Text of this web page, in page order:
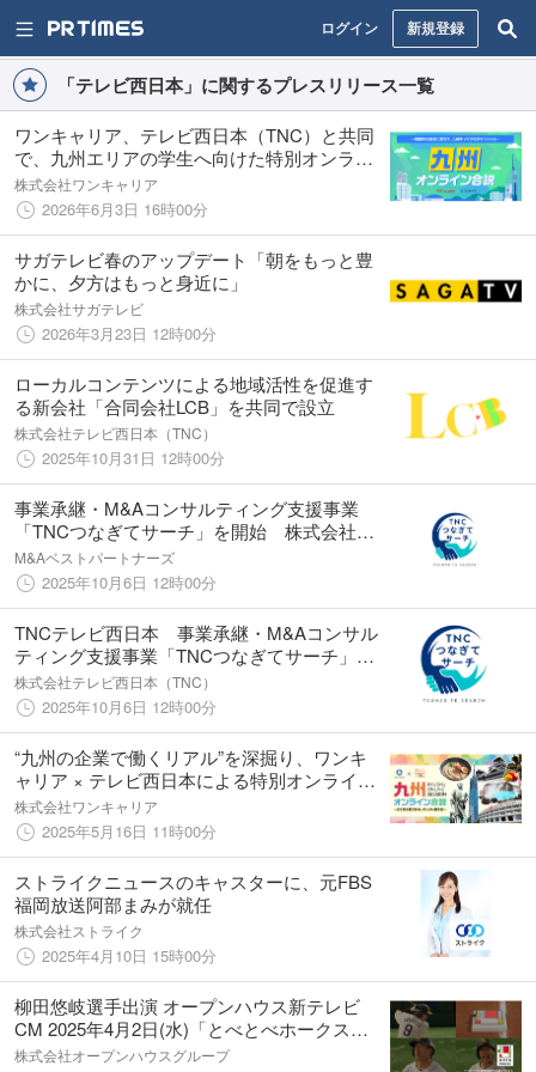
ログイン 新規登録
「テレビ西日本」に関するプレスリリース一覧
ワンキャリア、テレビ西日本（TNC）と共同
で、九州エリアの学生へ向けた特別オンライ
ン合説イベントを6月4日(木)に配信
株式会社ワンキャリア
2026年6月3日 16時00分
サガテレビ春のアップデート「朝をもっと豊
かに、夕方はもっと身近に」
株式会社サガテレビ
2026年3月23日 12時00分
ローカルコンテンツによる地域活性を促進す
る新会社「合同会社LCB」を共同で設立
株式会社テレビ西日本（TNC）
2025年10月31日 12時00分
事業承継・M&Aコンサルティング支援事業
「TNCつなぎてサーチ」を開始 株式会社テ
レビ西日本と業務提携
M&Aベストパートナーズ
2025年10月6日 12時00分
TNCテレビ西日本 事業承継・M&Aコンサル
ティング支援事業「TNCつなぎてサーチ」を
開始！ 株式会社M&Aベストパートナーズと
業務提携
株式会社テレビ西日本（TNC）
2025年10月6日 12時00分
“九州の企業で働くリアル”を深掘り、ワンキ
ャリア × テレビ西日本による特別オンライン
合説イベント「九州オンライン合説」を6月8
日(日)に配信
株式会社ワンキャリア
2025年5月16日 11時00分
ストライクニュースのキャスターに、元FBS
福岡放送阿部まみが就任
株式会社ストライク
2025年4月10日 15時00分
柳田悠岐選手出演 オープンハウス新テレビ
CM 2025年4月2日(水)「とべとべホークス」
を皮切りに福岡エリアで放送開始
株式会社オープンハウスグループ